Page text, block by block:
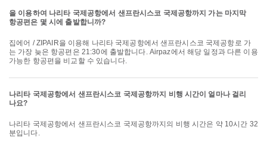
을 이용하여 나리타 국제공항에서 샌프란시스코 국제공항까지 가는 마지막
항공편은 몇 시에 출발합니까?
집에어 / ZIPAIR을 이용해 나리타 국제공항에서 샌프란시스코 국제공항로 가
는 가장 늦은 항공편은 21:30에 출발합니다. Airpaz에서 해당 일정과 다른 이용
가능한 항공편을 비교할 수 있습니다.
나리타 국제공항에서 샌프란시스코 국제공항까지 비행 시간이 얼마나 걸리
나요?
나리타 국제공항에서 샌프란시스코 국제공항까지의 비행 시간은 약 10시간 32
분입니다.